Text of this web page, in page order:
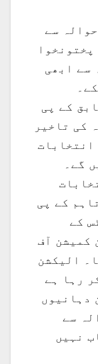
سے
سے ابھی
کے پی
کی تاخیر
انتخابات
تاہم کے پی
کے
کمیشن آف
الیکشن
رہا ہے
دہانیوں
سے
نہیں